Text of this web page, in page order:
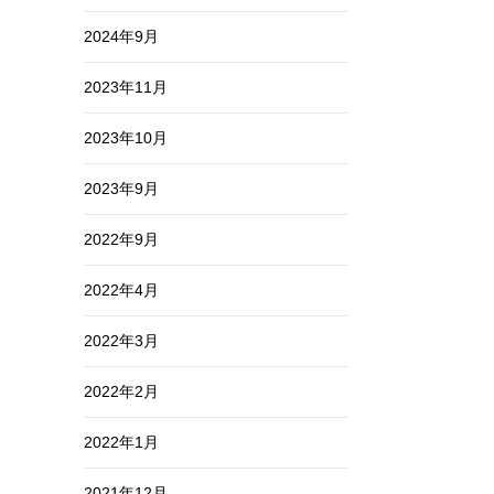
2024年9月
2023年11月
2023年10月
2023年9月
2022年9月
2022年4月
2022年3月
2022年2月
2022年1月